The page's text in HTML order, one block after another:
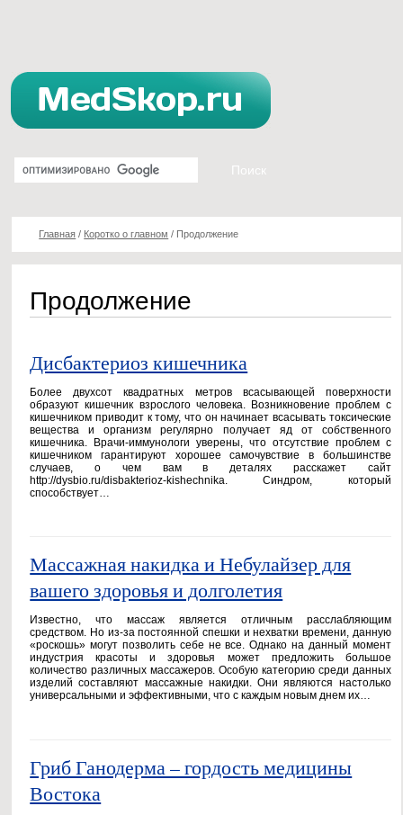
Главная / Коротко о главном / Продолжение
Продолжение
Дисбактериоз кишечника
Более двухсот квадратных метров всасывающей поверхности
образуют кишечник взрослого человека. Возникновение проблем с
кишечником приводит к тому, что он начинает всасывать токсические
вещества и организм регулярно получает яд от собственного
кишечника. Врачи-иммунологи уверены, что отсутствие проблем с
кишечником гарантируют хорошее самочувствие в большинстве
случаев, о чем вам в деталях расскажет сайт
http://dysbio.ru/disbakterioz-kishechnika. Синдром, который
способствует…
Массажная накидка и Небулайзер для
вашего здоровья и долголетия
Известно, что массаж является отличным расслабляющим
средством. Но из-за постоянной спешки и нехватки времени, данную
«роскошь» могут позволить себе не все. Однако на данный момент
индустрия красоты и здоровья может предложить большое
количество различных массажеров. Особую категорию среди данных
изделий составляют массажные накидки. Они являются настолько
универсальными и эффективными, что с каждым новым днем их…
Гриб Ганодерма – гордость медицины
Востока